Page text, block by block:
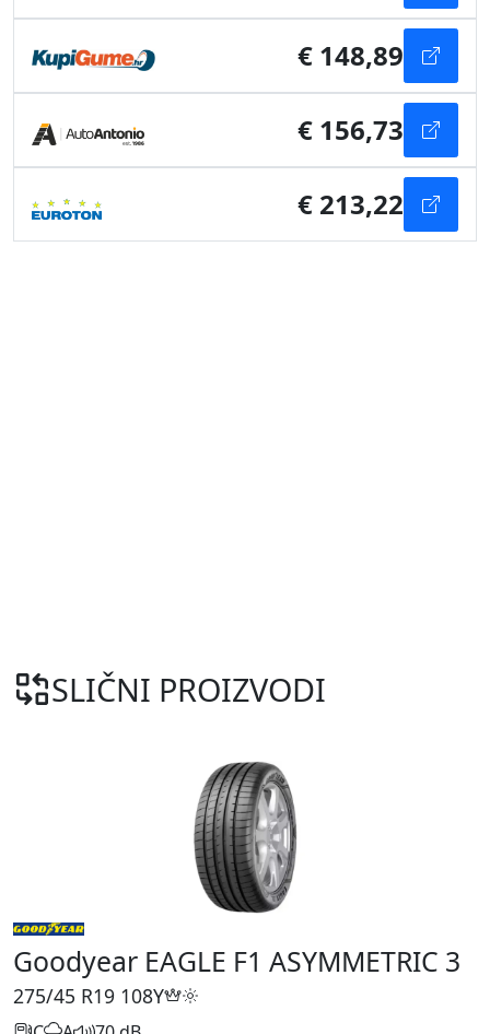
€ 148,89
€ 156,73
€ 213,22
SLIČNI PROIZVODI
Goodyear EAGLE F1 ASYMMETRIC 3
275/45 R19 108Y